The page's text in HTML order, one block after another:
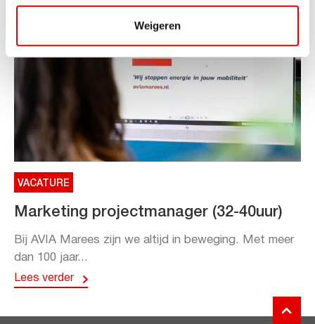
Weigeren
VACATURE
Marketing projectmanager (32-40uur)
Bij AVIA Marees zijn we altijd in beweging. Met meer
dan 100 jaar...
Lees verder